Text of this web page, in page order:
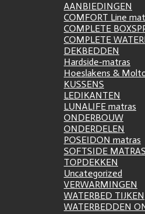
AANBIEDINGEN
COMFORT Line
COMPLETE
COMPLETE
DEKBEDDEN
Hardside-matras
Hoeslakens &
KUSSENS
LEDIKANTEN
LUNALIFE matras
ONDERBOUW
ONDERDELEN
POSEIDON matras
SOFTSIDE MATRAS
TOPDEKKEN
Uncategorized
VERWARMINGEN
WATERBED TIJKEN
WATERBEDDEN